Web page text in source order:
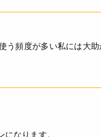
う頻度が多い私には大
なります。